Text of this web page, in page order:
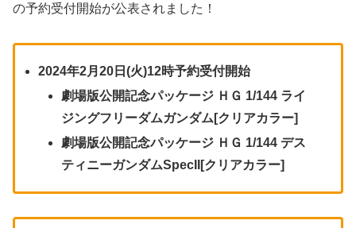
の予約受付開始が公表されました！
2024年2月20日(火)12時予約受付開始
劇場版公開記念パッケージ ＨＧ 1/144 ライ
ジングフリーダムガンダム[クリアカラー]
劇場版公開記念パッケージ ＨＧ 1/144 デス
ティニーガンダムSpecII[クリアカラー]